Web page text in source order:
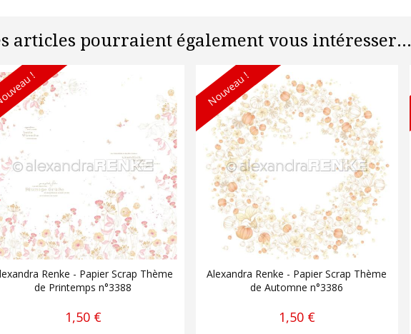
articles pourraient également vous intéresser...
!
Renke - Papier Scrap Thème
de Printemps n°3388
1,50 €
Nouveau !
Alexandra Renke - Papier Scrap Thème
de Automne n°3386
1,50 €